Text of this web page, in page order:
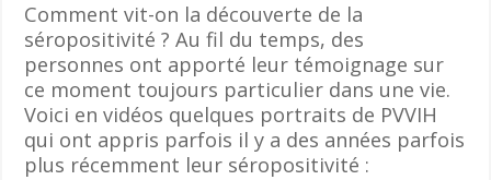
Comment vit-on la découverte de la
séropositivité ? Au fil du temps, des
personnes ont apporté leur témoignage sur
ce moment toujours particulier dans une vie.
Voici en vidéos quelques portraits de PVVIH
qui ont appris parfois il y a des années parfois
plus récemment leur séropositivité :